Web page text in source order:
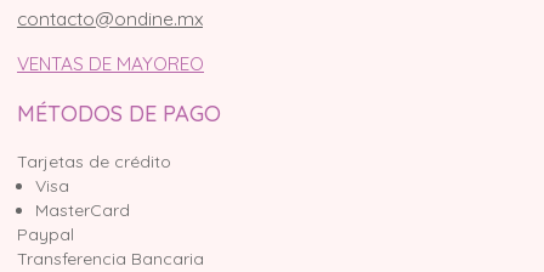
contacto@ondine.mx
VENTAS DE MAYOREO
MÉTODOS DE PAGO
Tarjetas de crédito
Visa
MasterCard
Paypal
Transferencia Bancaria